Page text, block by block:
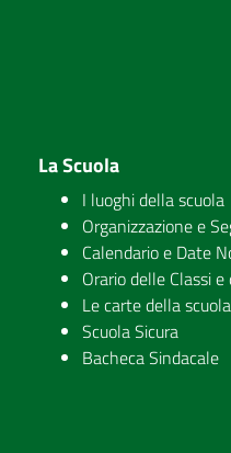
La Scuola
I luoghi della scuola
Organizzazione e
Calendario e Date
Orario delle Classi
Le carte della scuola
Scuola Sicura
Bacheca Sindacale